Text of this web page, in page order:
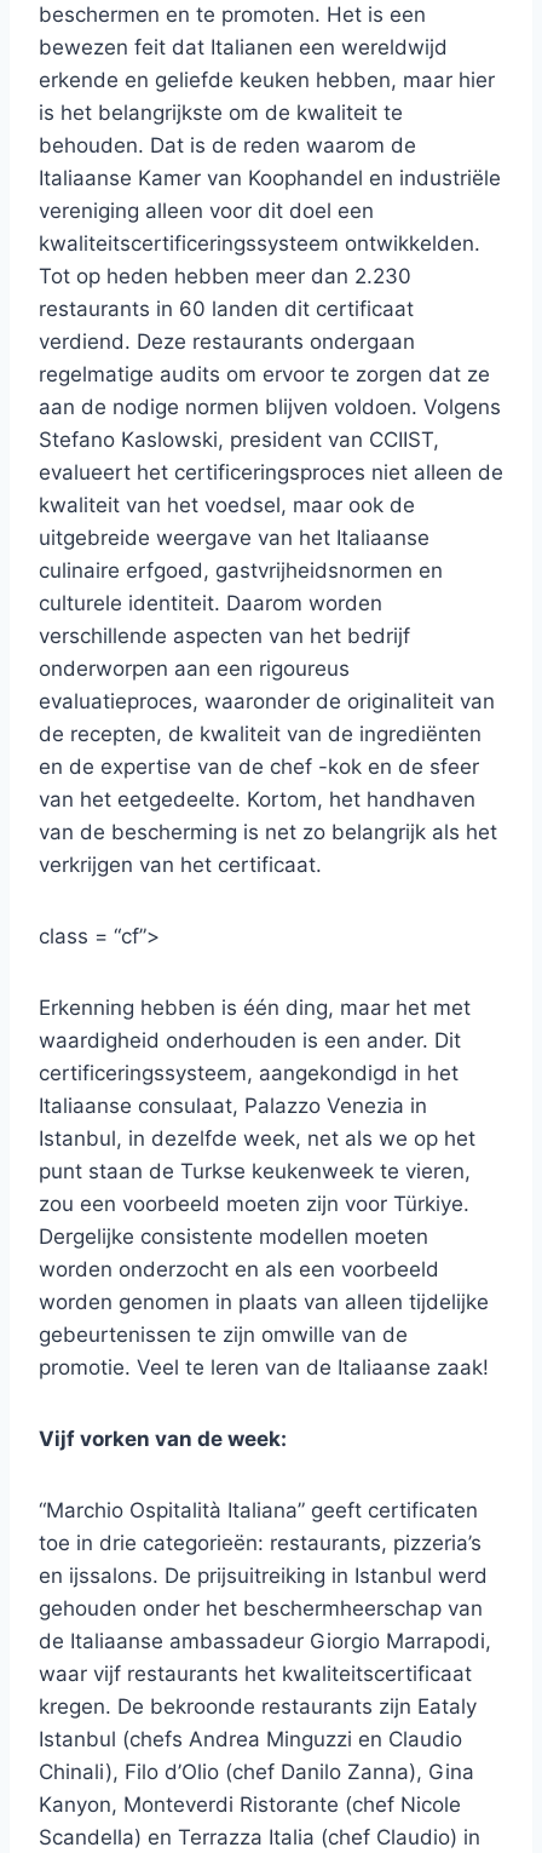
beschermen en te promoten. Het is een
bewezen feit dat Italianen een wereldwijd
erkende en geliefde keuken hebben, maar hier
is het belangrijkste om de kwaliteit te
behouden. Dat is de reden waarom de
Italiaanse Kamer van Koophandel en industriële
vereniging alleen voor dit doel een
kwaliteitscertificeringssysteem ontwikkelden.
Tot op heden hebben meer dan 2.230
restaurants in 60 landen dit certificaat
verdiend. Deze restaurants ondergaan
regelmatige audits om ervoor te zorgen dat ze
aan de nodige normen blijven voldoen. Volgens
Stefano Kaslowski, president van CCIIST,
evalueert het certificeringsproces niet alleen de
kwaliteit van het voedsel, maar ook de
uitgebreide weergave van het Italiaanse
culinaire erfgoed, gastvrijheidsnormen en
culturele identiteit. Daarom worden
verschillende aspecten van het bedrijf
onderworpen aan een rigoureus
evaluatieproces, waaronder de originaliteit van
de recepten, de kwaliteit van de ingrediënten
en de expertise van de chef -kok en de sfeer
van het eetgedeelte. Kortom, het handhaven
van de bescherming is net zo belangrijk als het
verkrijgen van het certificaat.
class = “cf”>
Erkenning hebben is één ding, maar het met
waardigheid onderhouden is een ander. Dit
certificeringssysteem, aangekondigd in het
Italiaanse consulaat, Palazzo Venezia in
Istanbul, in dezelfde week, net als we op het
punt staan ​​de Turkse keukenweek te vieren,
zou een voorbeeld moeten zijn voor Türkiye.
Dergelijke consistente modellen moeten
worden onderzocht en als een voorbeeld
worden genomen in plaats van alleen tijdelijke
gebeurtenissen te zijn omwille van de
promotie. Veel te leren van de Italiaanse zaak!
Vijf vorken van de week:
“Marchio Ospitalità Italiana” geeft certificaten
toe in drie categorieën: restaurants, pizzeria’s
en ijssalons. De prijsuitreiking in Istanbul werd
gehouden onder het beschermheerschap van
de Italiaanse ambassadeur Giorgio Marrapodi,
waar vijf restaurants het kwaliteitscertificaat
kregen. De bekroonde restaurants zijn Eataly
Istanbul (chefs Andrea Minguzzi en Claudio
Chinali), Filo d’Olio (chef Danilo Zanna), Gina
Kanyon, Monteverdi Ristorante (chef Nicole
Scandella) en Terrazza Italia (chef Claudio) in